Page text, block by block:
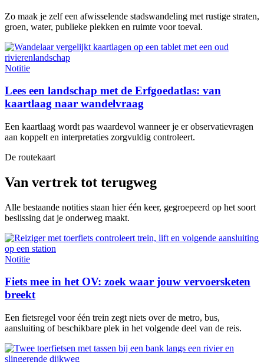
Zo maak je zelf een afwisselende stadswandeling met rustige straten,
groen, water, publieke plekken en ruimte voor toeval.
Notitie
Lees een landschap met de Erfgoedatlas: van
kaartlaag naar wandelvraag
Een kaartlaag wordt pas waardevol wanneer je er observatievragen
aan koppelt en interpretaties zorgvuldig controleert.
De routekaart
Van vertrek tot terugweg
Alle bestaande notities staan hier één keer, gegroepeerd op het soort
beslissing dat je onderweg maakt.
Notitie
Fiets mee in het OV: zoek waar jouw vervoersketen
breekt
Een fietsregel voor één trein zegt niets over de metro, bus,
aansluiting of beschikbare plek in het volgende deel van de reis.